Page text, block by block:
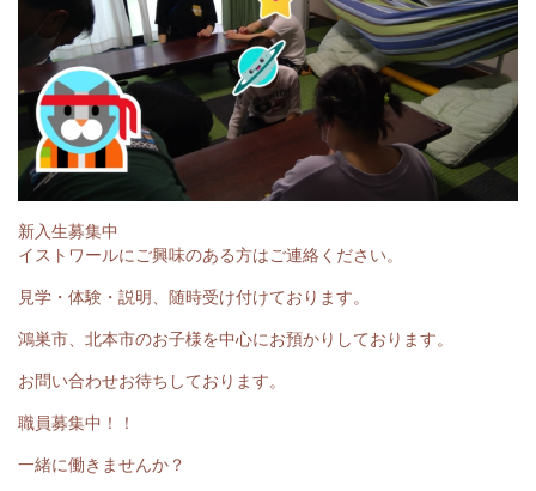
新入生募集中
イストワールにご興味のある方はご連絡ください。
見学・体験・説明、随時受け付けております。
鴻巣市、北本市のお子様を中心にお預かりしております。
お問い合わせお待ちしております。
職員募集中！！
一緒に働きませんか？